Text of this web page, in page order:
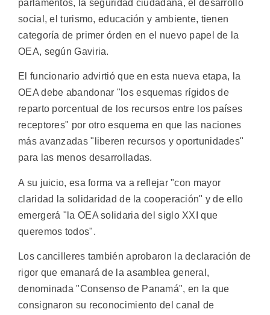
parlamentos, la seguridad ciudadana, el desarrollo
social, el turismo, educación y ambiente, tienen
categoría de primer órden en el nuevo papel de la
OEA, según Gaviria.
El funcionario advirtió que en esta nueva etapa, la
OEA debe abandonar "los esquemas rígidos de
reparto porcentual de los recursos entre los países
receptores" por otro esquema en que las naciones
más avanzadas "liberen recursos y oportunidades"
para las menos desarrolladas.
A su juicio, esa forma va a reflejar "con mayor
claridad la solidaridad de la cooperación" y de ello
emergerá "la OEA solidaria del siglo XXI que
queremos todos".
Los cancilleres también aprobaron la declaración de
rigor que emanará de la asamblea general,
denominada "Consenso de Panamá", en la que
consignaron su reconocimiento del canal de